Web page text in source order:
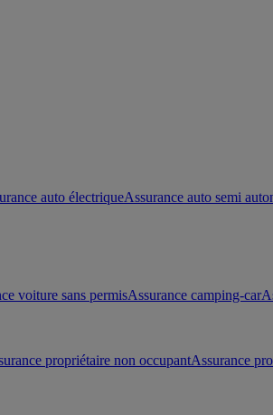
auto électriqueAssurance auto semi
voiture sans permisAssurance camping-car
propriétaire non occupantAssurance